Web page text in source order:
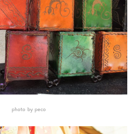
photo by peco